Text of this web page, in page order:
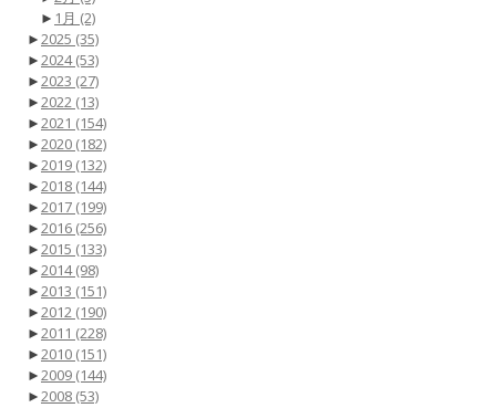
► 1月 (2)
►2025 (35)
►2024(53)
►2023 (27)
►2022 (13)
►2021 (154)
►2020 (182)
►2019 (132)
►2018 (144)
►2017 (199)
►2016 (256)
►2015 (133)
►2014(98)
►2013 (151)
►2012 (190)
►2011 (228)
►2010 (151)
►2009 (144)
►2008 (53)